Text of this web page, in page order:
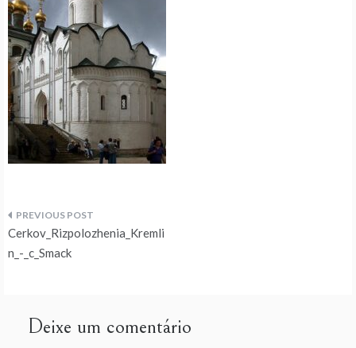
Navegação
de
Cerkov_Rizpolozhenia_Kremli
n_-_c_Smack
Deixe um comentário